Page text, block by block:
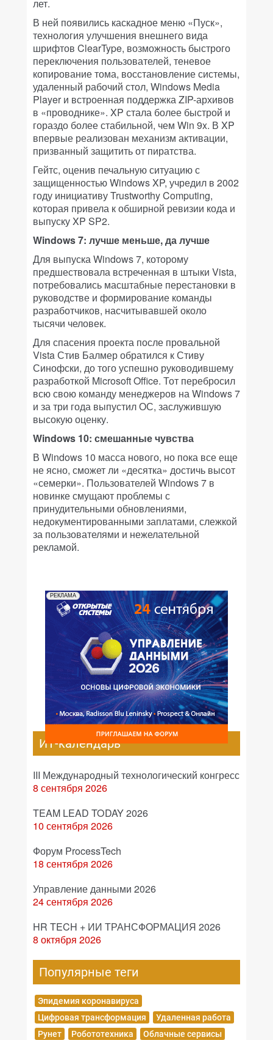
лет.
В ней появились каскадное меню «Пуск»,
технология улучшения внешнего вида
шрифтов ClearType, возможность быстрого
переключения пользователей, теневое
копирование тома, восстановление системы,
удаленный рабочий стол, Windows Media
Player и встроенная поддержка ZIP-архивов
в «проводнике». XP стала более быстрой и
гораздо более стабильной, чем Win 9x. В XP
впервые реализован механизм активации,
призванный защитить от пиратства.
Гейтс, оценив печальную ситуацию с
защищенностью Windows XP, учредил в 2002
году инициативу Trustworthy Computing,
которая привела к обширной ревизии кода и
выпуску XP SP2.
Windows 7: лучше меньше, да лучше
Для выпуска Windows 7, которому
предшествовала встреченная в штыки Vista,
потребовались масштабные перестановки в
руководстве и формирование команды
разработчиков, насчитывавшей около
тысячи человек.
Для спасения проекта после провальной
Vista Стив Балмер обратился к Стиву
Синофски, до того успешно руководившему
разработкой Microsoft Office. Тот перебросил
всю свою команду менеджеров на Windows 7
и за три года выпустил ОС, заслужившую
высокую оценку.
Windows 10: смешанные чувства
В Windows 10 масса нового, но пока все еще
не ясно, сможет ли «десятка» достичь высот
«семерки». Пользователей Windows 7 в
новинке смущают проблемы с
принудительными обновлениями,
недокументированными заплатами, слежкой
за пользователями и нежелательной
рекламой.
РЕКЛАМА
ИТ-календарь
III Международный технологический конгресс
8 сентября 2026
TEAM LEAD TODAY 2026
10 сентября 2026
Форум ProcessTech
18 сентября 2026
Управление данными 2026
24 сентября 2026
HR TECH + ИИ ТРАНСФОРМАЦИЯ 2026
8 октября 2026
Популярные теги
Эпидемия коронавируса
Цифровая трансформация
Удаленная работа
Рунет
Робототехника
Облачные сервисы